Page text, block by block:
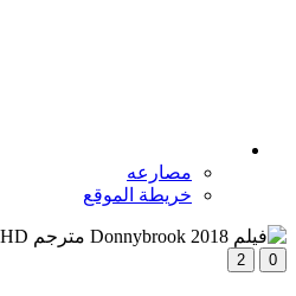
مصارعه
خريطة الموقع
0
2